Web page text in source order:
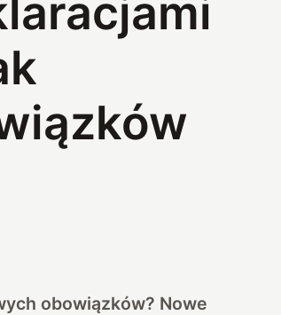
obowiązków? Nowe